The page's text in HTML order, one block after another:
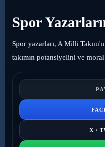
Spor
Spor yazarları, A Milli
takımın potansiyelini ve
X /